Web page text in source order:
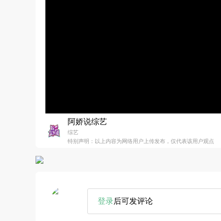
阿娇说综艺
综艺
特别声明：以上内容为网络用户上传发布，仅代表该用户观点
登录后可发评论